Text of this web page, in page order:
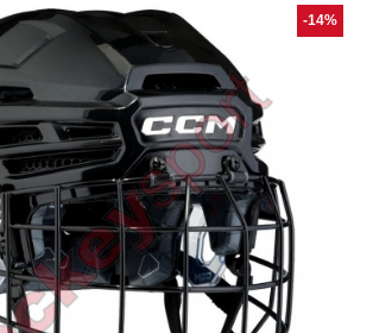
-14%